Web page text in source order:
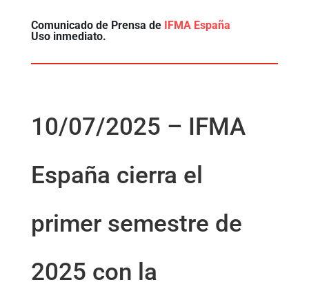
Comunicado de Prensa de IFMA España
Uso inmediato.
10/07/2025 – IFMA
España cierra el
primer semestre de
2025 con la